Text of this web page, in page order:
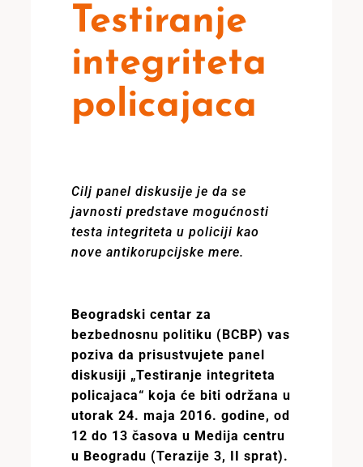
Testiranje
integriteta
policajaca
Cilj panel diskusije je da se
javnosti predstave mogućnosti
testa integriteta u policiji kao
nove antikorupcijske mere.
Beogradski centar za
bezbednosnu politiku (BCBP) vas
poziva da prisustvujete panel
diskusiji „Testiranje integriteta
policajaca“ koja će biti održana u
utorak 24. maja 2016. godine, od
12 do 13 časova u Medija centru
u Beogradu (Terazije 3, II sprat).